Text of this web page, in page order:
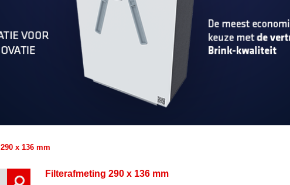
290 x 136 mm
Filterafmeting 290 x 136 mm